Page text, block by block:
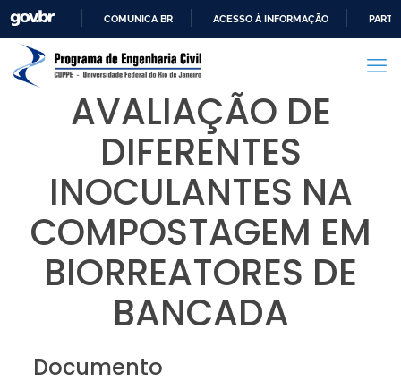
PARA
CONTEÚDO
COMUNICA BR ACESSO À INFORMAÇÃO
AVALIAÇÃO DE
DIFERENTES
INOCULANTES NA
COMPOSTAGEM EM
BIORREATORES DE
BANCADA
Documento